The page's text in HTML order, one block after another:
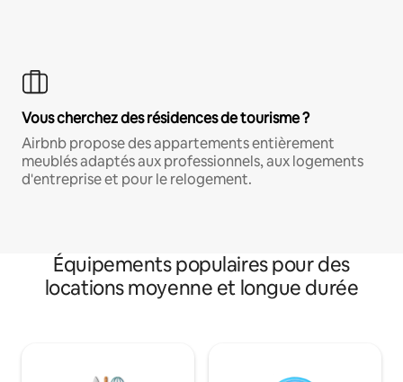
Vous cherchez des résidences de tourisme ?
Airbnb propose des appartements entièrement
meublés adaptés aux professionnels, aux logements
d'entreprise et pour le relogement.
Équipements populaires pour des
locations moyenne et longue durée